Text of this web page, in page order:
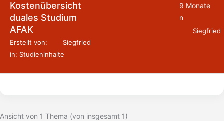
Kostenübersicht
duales Studium
AFAK
Erstellt von:
Siegfried
in: Studieninhalte
9 Monate
n
Siegfried
Ansicht von 1 Thema (von insgesamt 1)